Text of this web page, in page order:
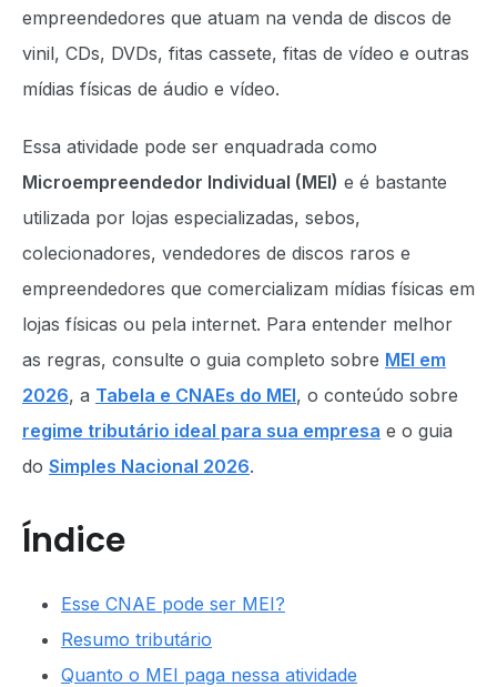
empreendedores que atuam na venda de discos de
vinil, CDs, DVDs, fitas cassete, fitas de vídeo e outras
mídias físicas de áudio e vídeo.
Essa atividade pode ser enquadrada como
Microempreendedor Individual (MEI) e é bastante
utilizada por lojas especializadas, sebos,
colecionadores, vendedores de discos raros e
empreendedores que comercializam mídias físicas em
lojas físicas ou pela internet. Para entender melhor
as regras, consulte o guia completo sobre MEI em
2026, a Tabela e CNAEs do MEI, o conteúdo sobre
regime tributário ideal para sua empresa e o guia
do Simples Nacional 2026.
Índice
Esse CNAE pode ser MEI?
Resumo tributário
Quanto o MEI paga nessa atividade